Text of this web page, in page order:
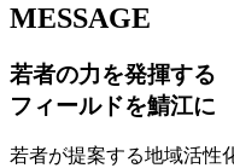
MESSAGE
若者の力を発揮する
フィールドを鯖江に
若者が提案する地域活性